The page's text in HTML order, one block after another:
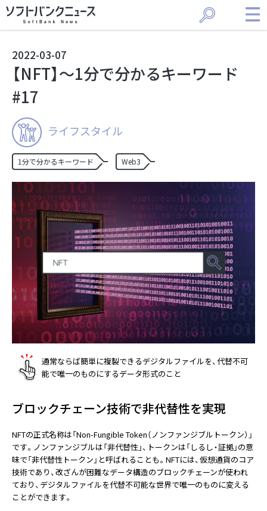
2022-03-07
【NFT】〜1分で分かるキーワード
#17
ライフスタイル
1分で分かるキーワード Web3
通常ならば簡単に複製できるデジタルファイルを、代替不可
能で唯一のものにするデータ形式のこと
ブロックチェーン技術で非代替性を実現
NFTの正式名称は「Non-Fungible Token（ノンファンジブルトークン）」
です。ノンファンジブルは「非代替性」、トークンは「しるし・証拠」の意
味で「非代替性トークン」と呼ばれることも。NFTには、仮想通貨のコア
技術であり、改ざんが困難なデータ構造のブロックチェーンが使われ
ており、デジタルファイルを代替不可能な世界で唯一のものに変える
ことができます。